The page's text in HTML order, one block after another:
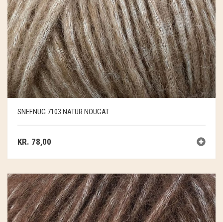
SNEFNUG 7103 NATUR NOUGAT
KR. 78,00